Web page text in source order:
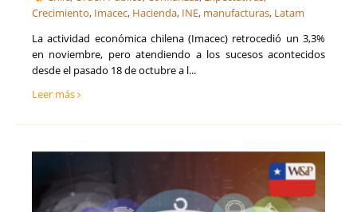
Soria
Teruel
Toledo
Valladolid
Zaragoza
Talento, Recursos Humanos y selección de personal
Tecnología, Software e IA
Ventas y Comercial
Crecimiento, Imacec, Hacienda, INE, manufacturas, Latam
La actividad económica chilena (Imacec) retrocedió un 3,3%
en noviembre, pero atendiendo a los sucesos acontecidos
desde el pasado 18 de octubre a l...
Leer más